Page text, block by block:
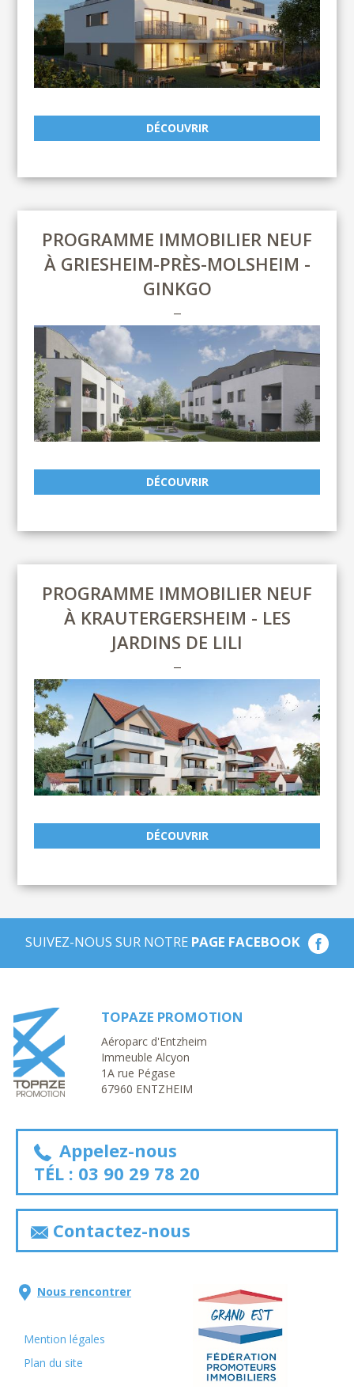
DÉCOUVRIR
PROGRAMME IMMOBILIER NEUF
À GRIESHEIM-PRÈS-MOLSHEIM -
GINKGO
DÉCOUVRIR
PROGRAMME IMMOBILIER NEUF
À KRAUTERGERSHEIM - LES
JARDINS DE LILI
DÉCOUVRIR
SUIVEZ-NOUS SUR NOTRE PAGE FACEBOOK
TOPAZE PROMOTION
Aéroparc d'Entzheim
Immeuble Alcyon
1A rue Pégase
67960 ENTZHEIM
Appelez-nous
TÉL : 03 90 29 78 20
Contactez-nous
Nous rencontrer
Mention légales
Plan du site